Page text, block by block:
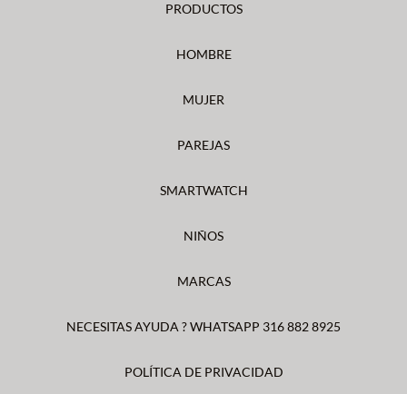
PRODUCTOS
HOMBRE
MUJER
PAREJAS
SMARTWATCH
NIÑOS
MARCAS
NECESITAS AYUDA ? WHATSAPP 316 882 8925
POLÍTICA DE PRIVACIDAD